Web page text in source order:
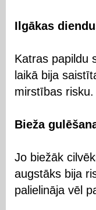
Ilgākas
Katras papildu
laikā bija
mirstības risku.
Bieža
Jo biežāk
augstāks bija
palielināja vēl